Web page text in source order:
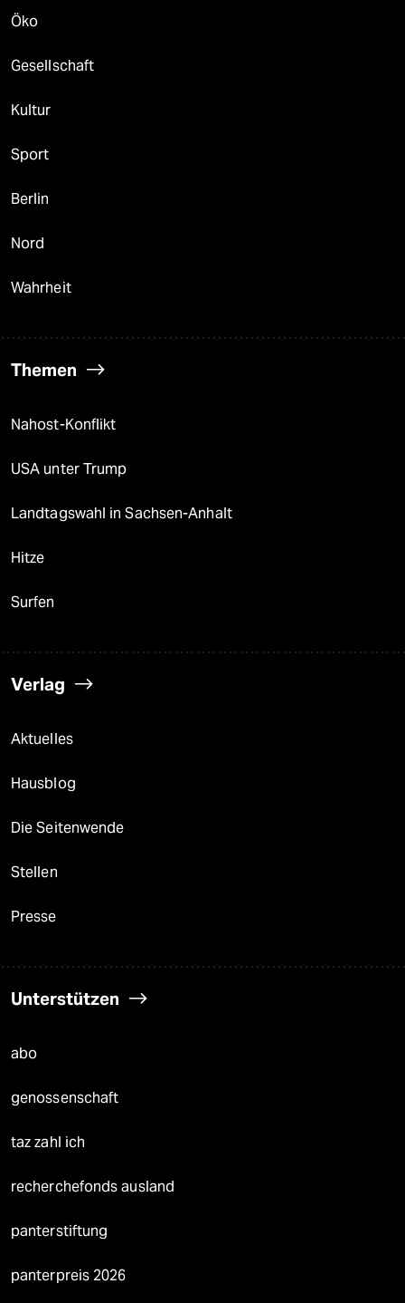
Öko
Gesellschaft
Kultur
Sport
Berlin
Nord
Wahrheit
Themen
Nahost-Konflikt
USA unter Trump
Landtagswahl in Sachsen-Anhalt
Hitze
Surfen
Verlag
Aktuelles
Hausblog
Die Seitenwende
Stellen
Presse
Unterstützen
abo
genossenschaft
taz zahl ich
recherchefonds ausland
panterstiftung
panterpreis 2026